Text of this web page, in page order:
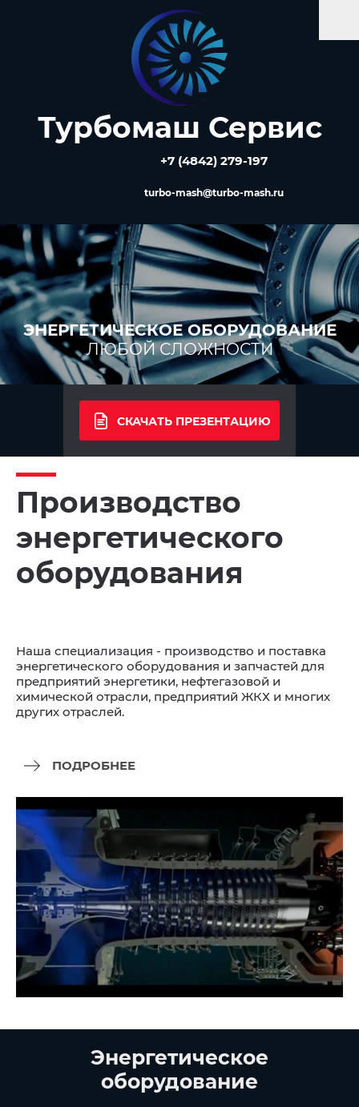
Турбомаш Сервис
+7 (4842) 279-197
turbo-mash@turbo-mash.ru
ЭНЕРГЕТИЧЕСКОЕ ОБОРУДОВАНИЕ
ЛЮБОЙ СЛОЖНОСТИ
СКАЧАТЬ ПРЕЗЕНТАЦИЮ
Производство
энергетического
оборудования
Наша специализация - производство и поставка
энергетического оборудования и запчастей для
предприятий энергетики, нефтегазовой и
химической отрасли, предприятий ЖКХ и многих
других отраслей.
ПОДРОБНЕЕ
Энергетическое
оборудование